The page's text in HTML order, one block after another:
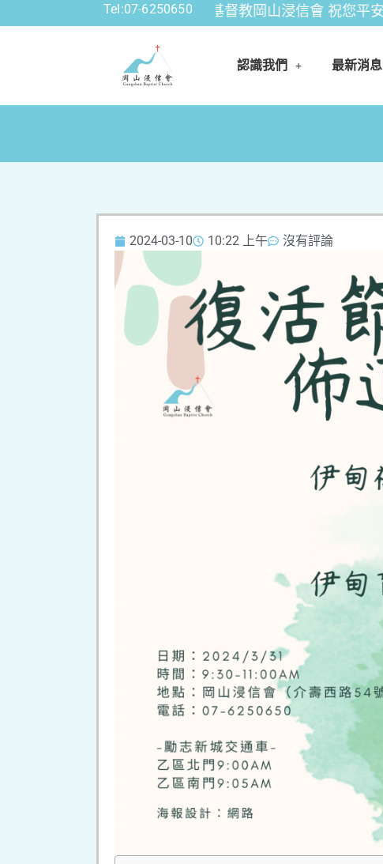
Tel:07-6250650
公告資訊: 財團法人中華基督教岡山浸信會 祝您平安喜樂。
認識我們 最新消息
2024-03-10 10:22 上午 沒有評論